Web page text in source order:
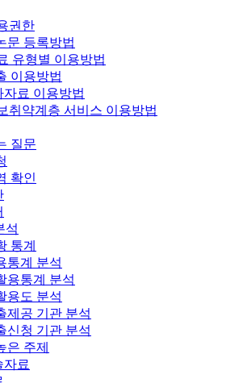
권한
문 등록방법
유형별 이용방법
이용방법
자료 이용방법
취약계층 서비스 이용방법
질문
확인
석
통계
통계 분석
용통계 분석
용도 분석
제공 기관 분석
신청 기관 분석
은 주제
자료